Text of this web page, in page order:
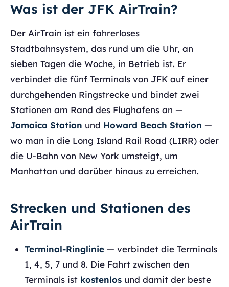
Was ist der JFK AirTrain?
Der AirTrain ist ein fahrerloses
Stadtbahnsystem, das rund um die Uhr, an
sieben Tagen die Woche, in Betrieb ist. Er
verbindet die fünf Terminals von JFK auf einer
durchgehenden Ringstrecke und bindet zwei
Stationen am Rand des Flughafens an —
Jamaica Station und Howard Beach Station —
wo man in die Long Island Rail Road (LIRR) oder
die U-Bahn von New York umsteigt, um
Manhattan und darüber hinaus zu erreichen.
Strecken und Stationen des
AirTrain
Terminal-Ringlinie — verbindet die Terminals
1, 4, 5, 7 und 8. Die Fahrt zwischen den
Terminals ist kostenlos und damit der beste